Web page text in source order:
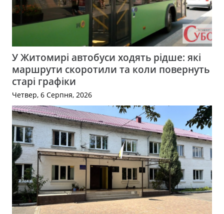
У Житомирі автобуси ходять рідше: які
маршрути скоротили та коли повернуть
старі графіки
Четвер, 6 Серпня, 2026